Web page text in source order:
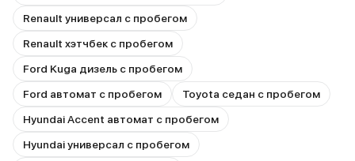
Renault универсал с пробегом
Renault хэтчбек с пробегом
Ford Kuga дизель с пробегом
Ford автомат с пробегом
Toyota седан с пробегом
Hyundai Accent автомат с пробегом
Hyundai универсал с пробегом